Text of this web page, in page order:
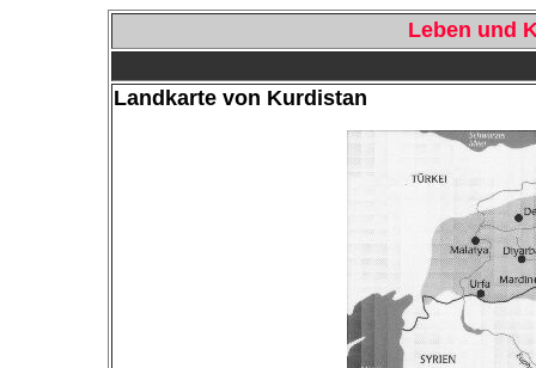
Leben und
Landkarte von Kurdistan